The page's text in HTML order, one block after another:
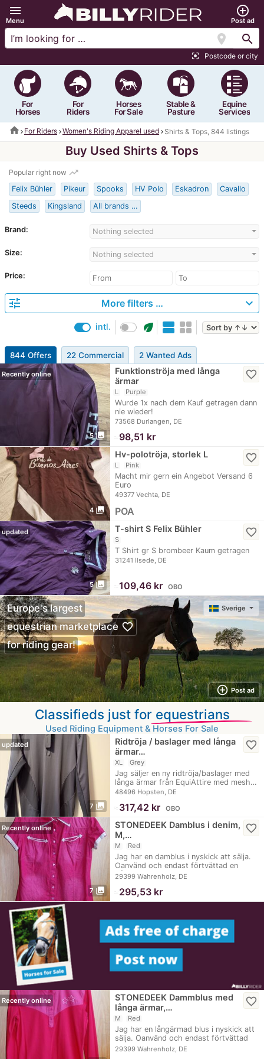
menu
Menu
add_circle_outline
Post ad
location_on search
center_focus_strong Postcode or city
For
Horses
For
Riders
Horses
For Sale
Stable &
Pasture
Equine
Services
home For Riders Women's Riding Apparel used Shirts & Tops, 844 listings
Buy Used Shirts & Tops
Popular right now trending_up
Felix Bühler Pikeur Spooks HV Polo Eskadron
Cavallo
Steeds
Kingsland All brands …
Brand: Nothing selected
Size: Nothing selected
Price:
tune More filters … expand_more
intl. eco
844 Offers 22 Commercial 2 Wanted Ads
5 photo_library
Recently online
Funktionströja med långa
ärmar
L Purple
Wurde 1x nach dem Kauf getragen dann
nie wieder!
73568 Durlangen, DE
favorite_border
98,51 kr
4 photo_library
Hv-polotröja, storlek L
L Pink
Macht mir gern ein Angebot Versand 6
Euro
49377 Vechta, DE
favorite_border
POA
5 photo_library
updated T-shirt S Felix Bühler
S
T Shirt gr S brombeer Kaum getragen
31241 Ilsede, DE
favorite_border
109,46 kr OBO
Sverige
Europe's largest
equestrian marketplace favorite_border
for riding gear!
add_circle_outline Post ad
Classifieds just for equestrians
Used Riding Equipment & Horses For Sale
7 photo_library
updated
Ridtröja / baslager med långa
ärmar…
XL Grey
Jag säljer en ny ridtröja/baslager med
långa ärmar från EquiAttire med mesh…
48496 Hopsten, DE
favorite_border
317,42 kr OBO
7 photo_library
Recently online
STONEDEEK Damblus i denim,
M,…
M Red
Jag har en damblus i nyskick att sälja.
Oanvänd och endast förtvättad en
gång. -…
29399 Wahrenholz, DE
favorite_border
295,53 kr
Recently online
STONEDEEK Dammblus med
långa ärmar,…
M Red
Jag har en långärmad blus i nyskick att
sälja. Oanvänd och endast förtvättad
en…
29399 Wahrenholz, DE
favorite_border